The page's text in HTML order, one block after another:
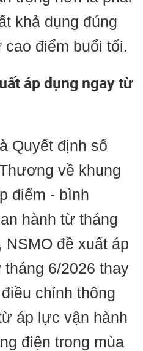
khả dụng đúng
điểm buổi tối.
áp dụng ngay từ
Quyết định số
về khung
điểm - bình
hành từ tháng
NSMO đề xuất áp
6/2026 thay
chỉnh thông
áp lực vận hành
điện trong mùa